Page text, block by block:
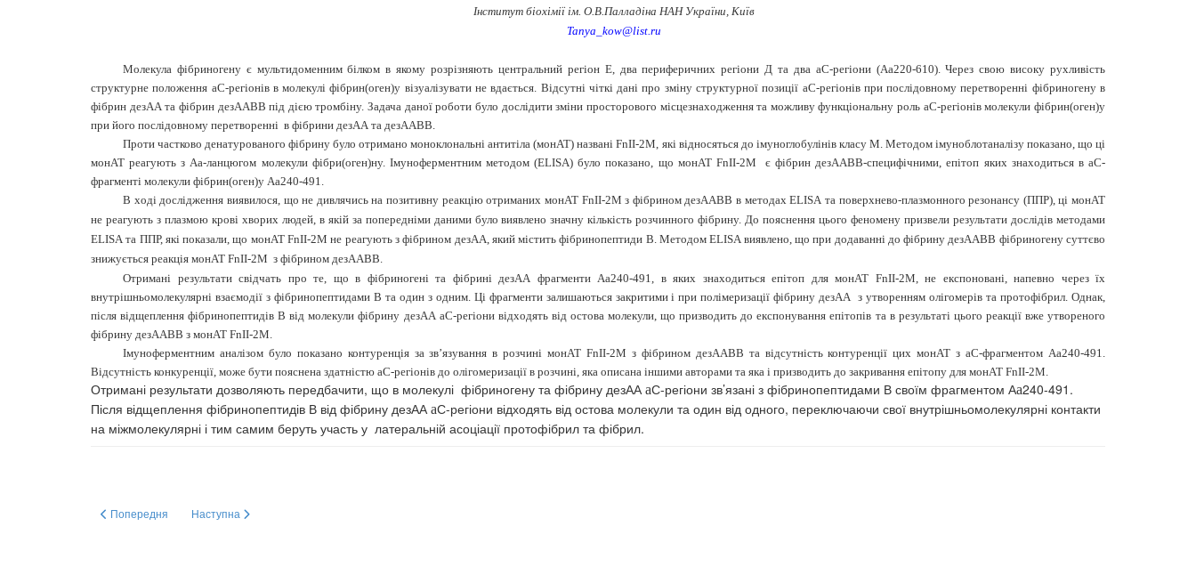
Інститут біохімії ім. О.В.Палладіна НАН України, Київ
Tanya kow@list.ru
Молекула фібриногену є мультидоменним білком в якому розрізняють центральний регіон Е, два периферичних регіони Д та два aС-регіони (Аa220-610). Через свою високу рухливість
структурне положення aС-регіонів в молекулі фібрин(оген)у візуалізувати не вдається. Відсутні чіткі дані про зміну структурної позиції aС-регіонів при послідовному перетворенні фібриногену в
фібрин дезАА та фібрин дезААВВ під дією тромбіну. Задача даної роботи було дослідити зміни просторового місцезнаходження та можливу функціональну роль aС-регіонів молекули фібрин(оген)у
при його послідовному перетворенні в фібрини дезАА та дезААВВ.
Проти частково денатурованого фібрину було отримано моноклональні антитіла (монАТ) названі FnII-2M, які відносяться до імуноглобулінів класу М. Методом імуноблотаналізу показано, що ці
монАТ реагують з Аa-ланцюгом молекули фібри(оген)ну. Імуноферментним методом (ELISA) було показано, що монАТ FnII-2M є фібрин дезААВВ-специфічними, епітоп яких знаходиться вaС-
фрагменті молекули фібрин(оген)у Аa240-491.
В ході дослідження виявилося, що не дивлячись на позитивну реакцію отриманих монАТ FnII-2M з фібрином дезААВВ в методахELISA та поверхнево-плазмонного резонансу (ППР), ці монАТ
не реагують з плазмою крові хворих людей, в якій за попередніми даними було виявлено значну кількість розчинного фібрину. До пояснення цього феномену призвели результати дослідів методами
ELISA та ППР, які показали, що монАТ FnII-2M не реагують з фібрином дезАА, який містить фібринопептиди В. Методом ELISA виявлено, що при додаванні до фібрину дезААВВ фібриногену суттєво
знижується реакція монАТ FnII-2M з фібрином дезААВВ.
Отримані результати свідчать про те, що в фібриногені та фібрині дезАА фрагменти Аa240-491, в яких знаходиться епітоп для монАТ FnII-2M, не експоновані, напевно через їх
внутрішньомолекулярні взаємодії з фібринопептидами В та один з одним. Ці фрагменти залишаються закритими і при полімеризації фібрину дезАА з утворенням олігомерів та протофібрил. Однак,
після відщеплення фібринопептидів В від молекули фібрину дезАА aС-регіони відходять від остова молекули, що призводить до експонування епітопів та в результаті цього реакції вже утвореного
фібрину дезААВВ з монАТ FnII-2M.
Імуноферментним аналізом було показано контуренція за зв’язування в розчині монАТ FnII-2M з фібрином дезААВВ та відсутність контуренції цих монАТ зaС-фрагментом Аa240-491.
Відсутність конкуренції, може бути пояснена здатністю aС-регіонів до олігомеризації в розчині, яка описана іншими авторами та яка і призводить до закривання епітопу для монАТ FnII-2M.
Отримані результати дозволяють передбачити, що в молекулі фібриногену та фібрину дезААaС-регіони зв’язані з фібринопептидами В своїм фрагментом Аa240-491.
Після відщеплення фібринопептидів В від фібрину дезААaС-регіони відходять від остова молекули та один від одного, переключаючи свої внутрішньомолекулярні контакти
на міжмолекулярні і тим самим беруть участь у латеральній асоціації протофібрил та фібрил.
Попередня стаття: I.S. KUCHERENKO1,2, О.О. SOLDATKIN1, SE?KIN ?ZT?RK3, BURCU AKATA3, A.P. SOLDATKIN1,2, S.V. DZYADEVYCH1,2 SILICALITE AS A PROMISING CARRIER FOR UREASE IMMOBILIZATION BY
Попередня Наступна стаття: Т.М. ЛУЦЕНКО1 О.В. ОКУНЕВ1, М.В. КОВАЛЬЧУК2, Т.П. ГУЛЬКО2, В.А. КОРДЮМ 2 ДОСЛІДЖЕННЯ ДЕЯКИХ ФАКТОРІВ ОТРИМАННЯ “МОДЕЛІ” ДЛЯ ВИВЧЕННЯ ЯВИЩА
Наступна